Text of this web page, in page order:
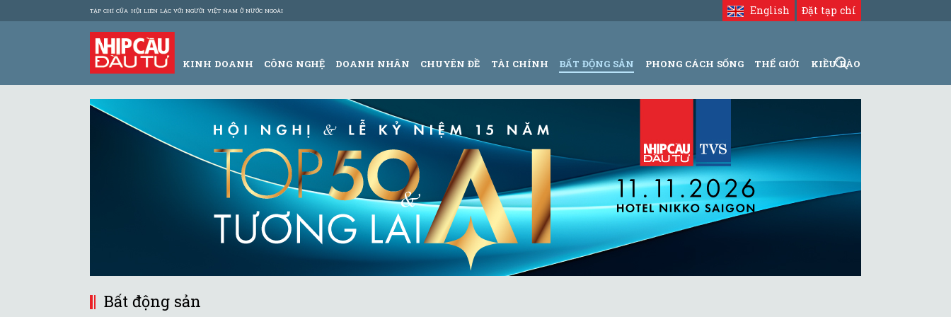
TẠP CHÍ CỦA HỘI LIÊN LẠC VỚI NGƯỜI VIỆT NAM Ở NƯỚC NGOÀI Đặt tạp chí
English
KINH DOANH CÔNG NGHỆ DOANH NHÂN CHUYÊN ĐỀ TÀI CHÍNH BẤT ĐỘNG SẢN PHONG CÁCH SỐNG THẾ GIỚI KIỀU BÀO
Bất động sản